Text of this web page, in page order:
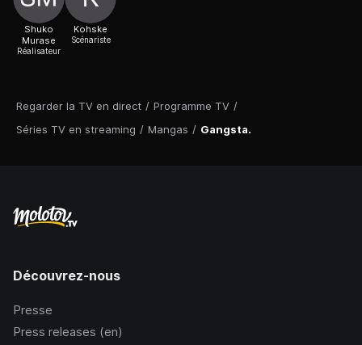
Regarder la TV en direct / Programme TV /
Séries TV en streaming / Mangas / Gangsta.
Shuko
Murase
Réalisateur
Kohske
Scénariste
Découvrez-nous
Presse
Press releases (en)